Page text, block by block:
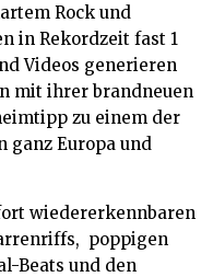
Rock und
in Rekordzeit fast 1
Videos generieren
mit ihrer brandneuen
zu einem der
ganz Europa und
wiedererkennbaren
poppigen
Beats und den